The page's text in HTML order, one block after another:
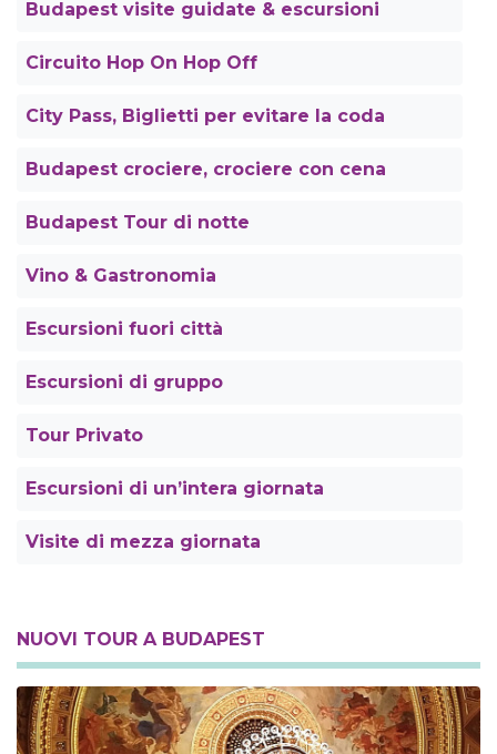
Budapest visite guidate & escursioni
Circuito Hop On Hop Off
City Pass, Biglietti per evitare la coda
Budapest crociere, crociere con cena
Budapest Tour di notte
Vino & Gastronomia
Escursioni fuori città
Escursioni di gruppo
Tour Privato
Escursioni di un’intera giornata
Visite di mezza giornata
NUOVI TOUR A BUDAPEST